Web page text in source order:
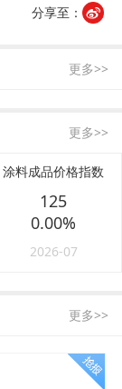
分享至：
更多>>
更多>>
涂料成品价格指数
125
0.00%
2026-07
更多>>